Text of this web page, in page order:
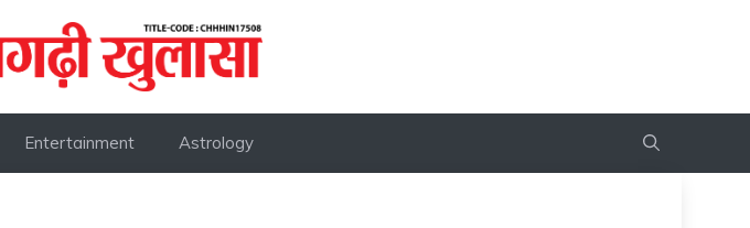
Entertainment Astrology